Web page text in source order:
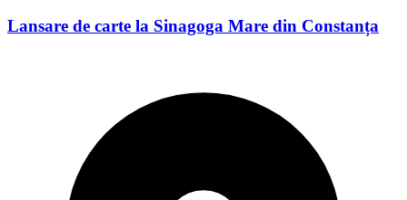
Lansare de carte la Sinagoga Mare din Constanța